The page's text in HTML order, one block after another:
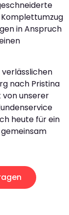
Komplettumzug
in Anspruch
verlässlichen
nach Pristina
von unserer
heute für ein